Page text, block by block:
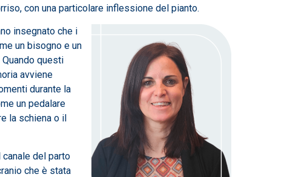
con una particolare inflessione del pianto.
insegnato che i
un bisogno e un
questi
avviene
durante la
un pedalare
la schiena o il
del parto
che è stata